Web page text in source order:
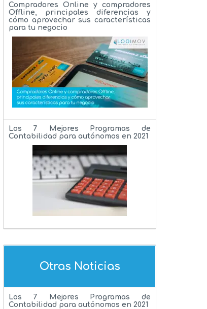
Compradores Online y compradores
Offline, principales diferencias y
cómo aprovechar sus características
para tu negocio
Los 7 Mejores Programas de
Contabilidad para autónomos en 2021
Otras Noticias
Los 7 Mejores Programas de
Contabilidad para autónomos en 2021